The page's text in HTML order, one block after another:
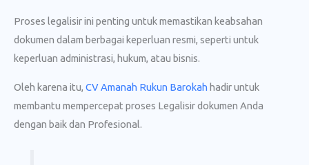
Proses legalisir ini penting untuk memastikan keabsahan
dokumen dalam berbagai keperluan resmi, seperti untuk
keperluan administrasi, hukum, atau bisnis.
Oleh karena itu, CV Amanah Rukun Barokah hadir untuk
membantu mempercepat proses Legalisir dokumen Anda
dengan baik dan Profesional.